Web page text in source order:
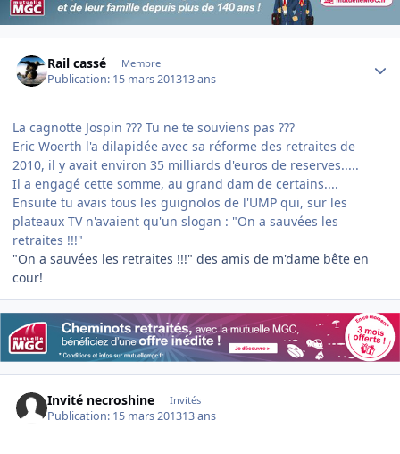
Rail cassé Membre
Publication: 15 mars 201313 ans
La cagnotte Jospin ??? Tu ne te souviens pas ???
Eric Woerth l'a dilapidée avec sa réforme des retraites de
2010, il y avait environ 35 milliards d'euros de reserves.....
Il a engagé cette somme, au grand dam de certains....
Ensuite tu avais tous les guignolos de l'UMP qui, sur les
plateaux TV n'avaient qu'un slogan : "On a sauvées les
retraites !!!"
"On a sauvées les retraites !!!" des amis de m'dame bête en
cour!
Invité necroshine Invités
Publication: 15 mars 201313 ans